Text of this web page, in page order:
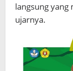
langsung
ujarnya.